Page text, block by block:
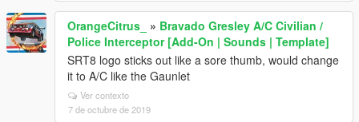
OrangeCitrus_ » Bravado Gresley A/C Civilian /
Police Interceptor [Add-On | Sounds | Template]
SRT8 logo sticks out like a sore thumb, would change
it to A/C like the Gaunlet
Ver contexto
7 de octubre de 2019